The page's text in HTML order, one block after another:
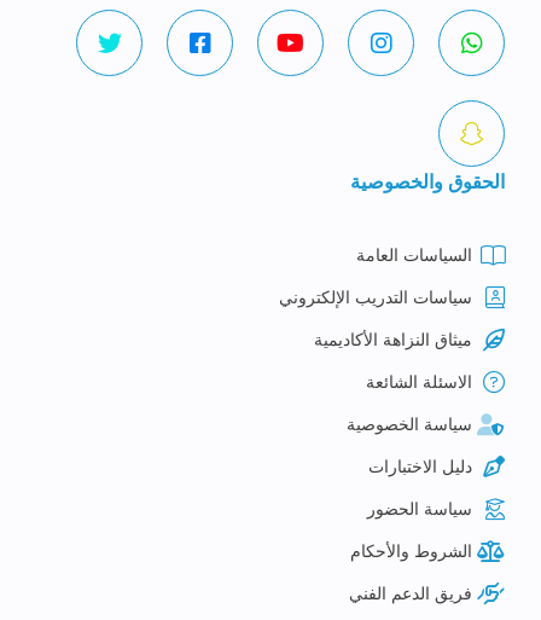
الحقوق والخصوصية
السياسات العامة
سياسات التدريب الإلكتروني
ميثاق النزاهة الأكاديمية
الاسئلة الشائعة
سياسة الخصوصية
دليل الاختبارات
سياسة الحضور
الشروط والأحكام
فريق الدعم الفني